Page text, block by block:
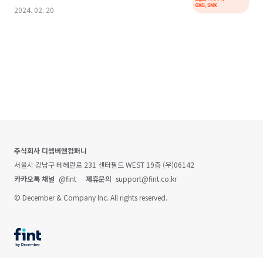
2024. 02. 20
주식회사 디셈버앤컴퍼니
서울시 강남구 테헤란로 231 센터필드 WEST 19층 (우)06142
카카오톡 채널 @fint 제휴문의 support@fint.co.kr
© December & Company Inc. All rights reserved.